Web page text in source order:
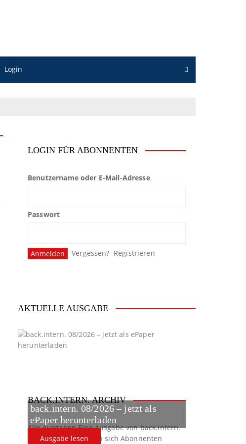
Login
LOGIN FÜR ABONNENTEN
Benutzername oder E-Mail-Adresse
Passwort
Vergessen? Registrieren
AKTUELLE AUSGABE
back.intern. 08/2026 – jetzt als
ePaper herunterladen
Ausgabe lesen
BACK.INTERN. ARCHIV
Alle AusgabenEine Ausgabe von back.intern.
verpasst? Hier können sich Abonnenten